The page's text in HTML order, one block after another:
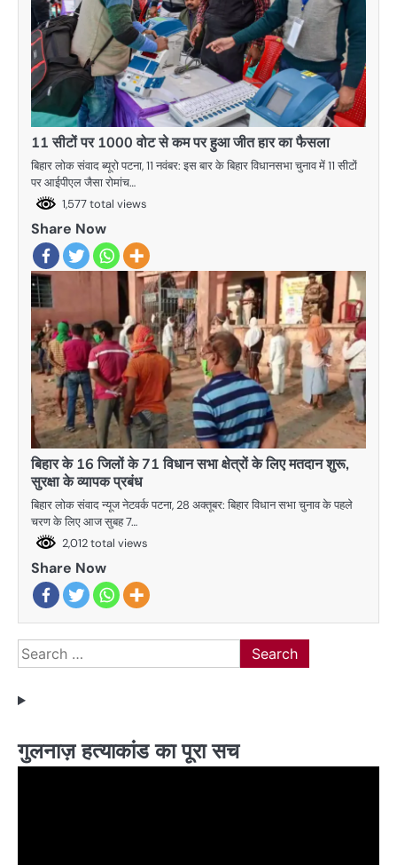
11 सीटों पर 1000 वोट से कम पर हुआ जीत हार का फैसला
बिहार लोक संवाद ब्यूरो पटना, 11 नवंबर: इस बार के बिहार विधानसभा चुनाव में 11 सीटों
पर आईपीएल जैसा रोमांच…
1,577 total views
Share Now
बिहार के 16 जिलों के 71 विधान सभा क्षेत्रों के लिए मतदान शुरू,
सुरक्षा के व्यापक प्रबंध
बिहार लोक संवाद न्यूज नेटवर्क पटना, 28 अक्तूबर: बिहार विधान सभा चुनाव के पहले
चरण के लिए आज सुबह 7…
2,012 total views
Share Now
Search
for:
गुलनाज़ हत्याकांड का पूरा सच